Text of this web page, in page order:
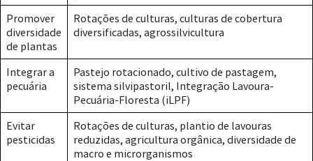
Promover
diversidade
de plantas
Rotações de culturas, culturas de cobertura
diversificadas, agrossilvicultura
Integrar a
pecuária
Pastejo rotacionado, cultivo de pastagem,
sistema silvipastoril, Integração Lavoura-
Pecuária-Floresta (iLPF)
Evitar
pesticidas
Rotações de culturas, plantio de lavouras
reduzidas, agricultura orgânica, diversidade de
macro e microrganismos